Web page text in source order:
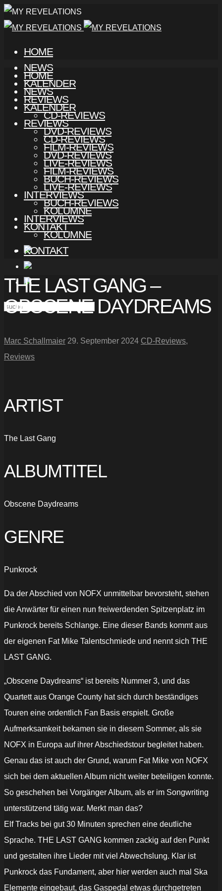
HOME
NEWS
KALENDER
REVIEWS
CD-REVIEWS
DVD-REVIEWS
FILM-REVIEWS
LIVE-REVIEWS
BUCH-REVIEWS
INTERVIEWS
KOLUMNE
KONTAKT
HOME
NEWS
KALENDER
REVIEWS
CD-REVIEWS
DVD-REVIEWS
FILM-REVIEWS
LIVE-REVIEWS
BUCH-REVIEWS
INTERVIEWS
KOLUMNE
KONTAKT
THE LAST GANG –
OBSCENE DAYDREAMS
Marc Schallmaier 29. September 2024 CD-Reviews,
Reviews
ARTIST
The Last Gang
ALBUMTITEL
Obscene Daydreams
GENRE
Punkrock
Da der Abschied von NOFX unmittelbar bevorsteht, stehen
die Anwärter für einen nun freiwerdenden Spitzenplatz im
Punkrock bereits Schlange. Eine dieser Bands kommt aus
der eigenen Fat Mike Talentschmiede und nennt sich THE
LAST GANG.
„Obscene Daydreams“ ist bereits Nummer 3, und das
Quartett aus Orange County hat sich durch beständiges
Touren eine ordentlich Fan Basis erspielt. Große
Aufmerksamkeit bekamen sie in diesem Sommer, als sie
NOFX in Europa auf ihrer Abschiedstour begleitet haben.
Genau das ist auch der Grund, warum Fat Mike von NOFX
sich bei dem aktuellen Album nicht weiter beteiligen konnte.
So geschehen bei Vorgänger Album, als er im Songwriting
unterstützend tätig war. Merkt man das?
Elf Tracks bei gut 30 Minuten sprechen eine deutliche
Sprache. THE LAST GANG kommen zackig auf den Punkt
und gestalten ihre Lieder mit viel Abwechslung. Klar ist
Punkrock das Fundament, aber hier werden auch mal Ska
Elemente eingebaut, das Gaspedal etwas durchgetreten